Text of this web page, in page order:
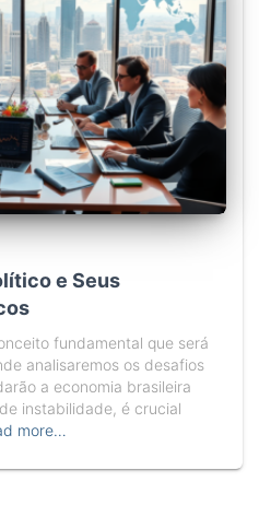
e Seus
fundamental que será
analisaremos os desafios
a economia brasileira
instabilidade, é crucial
more…